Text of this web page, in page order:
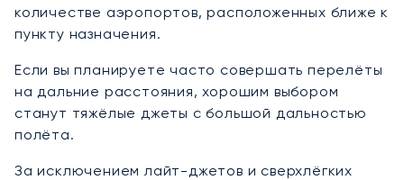
количестве аэропортов, расположенных ближе к
пункту назначения.
Если вы планируете часто совершать перелёты
на дальние расстояния, хорошим выбором
станут тяжёлые джеты с большой дальностью
полёта.
За исключением лайт-джетов и сверхлёгких